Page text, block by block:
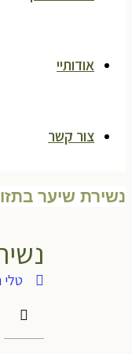
אודותיי
צור קשר
נשירת שיער